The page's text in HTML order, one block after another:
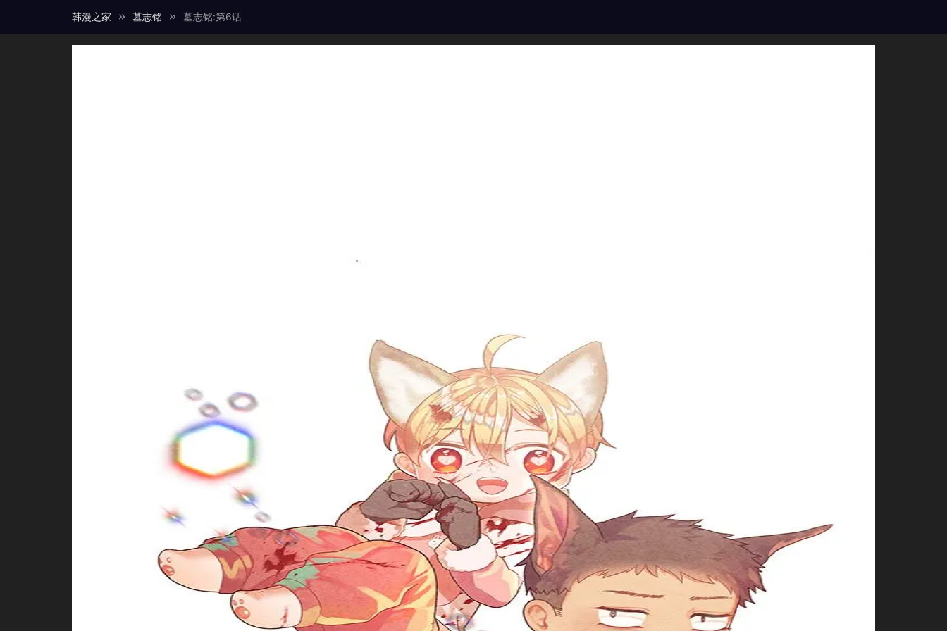
韩漫之家 墓志铭 墓志铭:第6话